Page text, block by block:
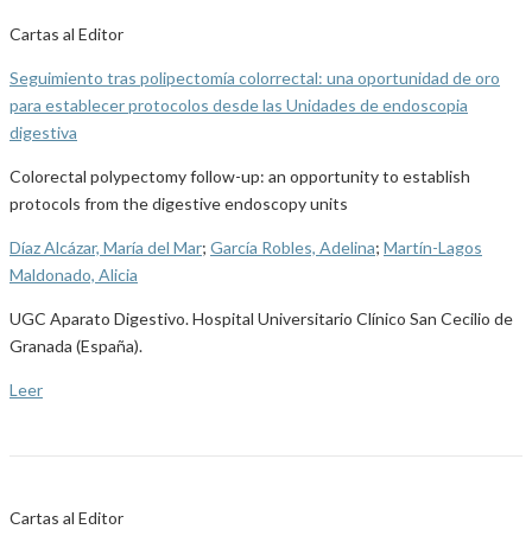
Cartas al Editor
Seguimiento tras polipectomía colorrectal: una oportunidad de oro
para establecer protocolos desde las Unidades de endoscopia
digestiva
Colorectal polypectomy follow-up: an opportunity to establish
protocols from the digestive endoscopy units
Díaz Alcázar, María del Mar; García Robles, Adelina; Martín-Lagos
Maldonado, Alicia
UGC Aparato Digestivo. Hospital Universitario Clínico San Cecilio de
Granada (España).
Leer
Cartas al Editor